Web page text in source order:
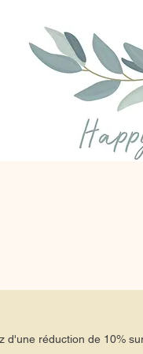
d'une réduction de 10%